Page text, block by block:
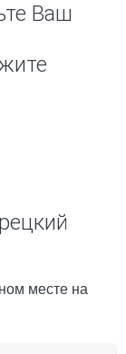
Ваш
месте на